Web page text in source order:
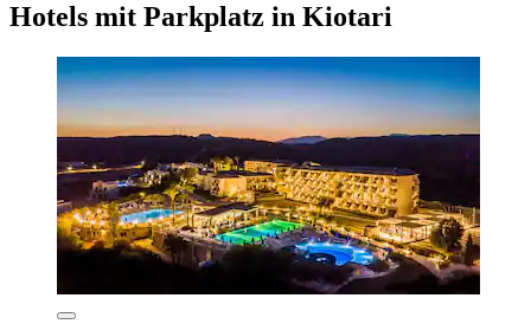
Hotels mit Parkplatz in Kiotari